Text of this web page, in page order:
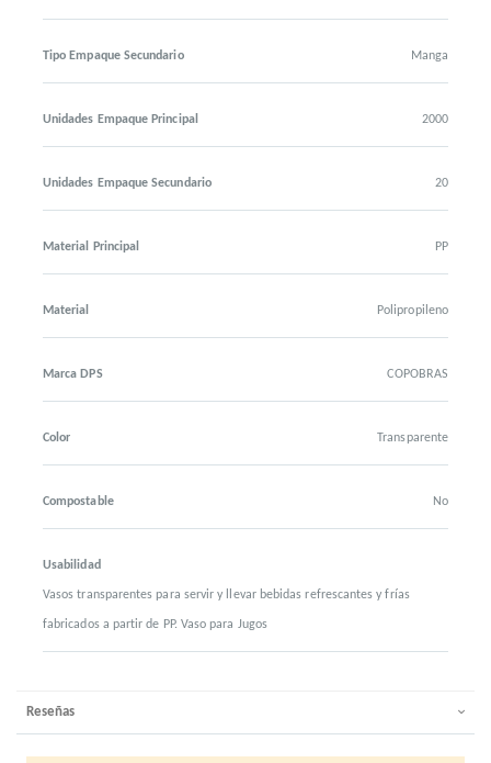
Tipo Empaque Secundario Manga
Unidades Empaque Principal 2000
Unidades Empaque Secundario 20
Material Principal PP
Material Polipropileno
Marca DPS COPOBRAS
Color Transparente
Compostable No
Usabilidad
Vasos transparentes para servir y llevar bebidas refrescantes y frías
fabricados a partir de PP. Vaso para Jugos
Reseñas